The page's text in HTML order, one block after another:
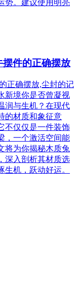
势。建议使用明亮
件的正确摆放
正确摆放,尘封的记
境你是否曾凝视
润与生机？在现代
的材质和象征意
不仅仅是一件装饰
，一个激活空间能
将为你揭秘木质兔
深入剖析其材质选
机，跃动好运。